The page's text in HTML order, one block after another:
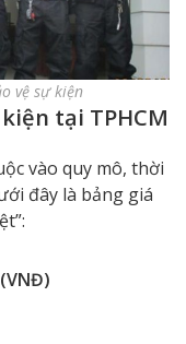
vệ sự kiện
tại TPHCM
vào quy mô, thời
đây là bảng giá